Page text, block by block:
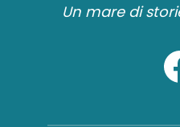
Un mare di